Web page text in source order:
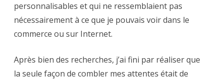
personnalisables et qui ne ressemblaient pas
nécessairement à ce que je pouvais voir dans le
commerce ou sur Internet.
Après bien des recherches, j’ai fini par réaliser que
la seule façon de combler mes attentes était de